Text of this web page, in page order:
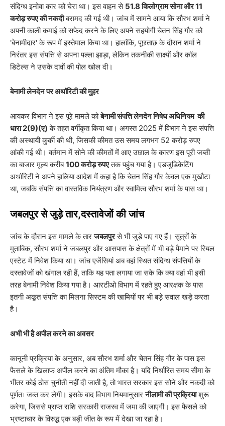
संदिग्ध इनोवा कार को घेरा था। इस वाहन से 51.8 किलोग्राम सोना और 11
करोड़ रुपए की नकदीबरामद की गई थी। जांच में सामने आया कि सौरभ शर्मा ने
अपनी काली कमाई को सफेद करने के लिए अपने सहयोगी चेतन सिंह गौर को
'बेनामीदार' के रूप में इस्तेमाल किया था। हालांकि, पूछताछ के दौरान शर्मा ने
निरंतर इस संपत्ति से अपना पल्ला झाड़ा, लेकिन तकनीकी साक्ष्यों और कॉल
डिटेल्स ने उसके दावों की पोल खोल दी।
बेनामी लेनदेन पर अथॉरिटी की मुहर
​आयकर विभाग ने इस पूरे मामले कोबेनामी संपत्ति लेनदेन निषेध अधिनियम की
धारा 2(9)(ए) के तहत वर्गीकृत किया था। अगस्त 2025 में विभाग ने इस संपत्ति
की अस्थायी कुर्की की थी, जिसकी कीमत उस समय लगभग 52 करोड़ रुपए
आंकी गई थी। वर्तमान में सोने की कीमतों में आए उछाल के कारण इस पूरी जब्ती
का बाजार मूल्य करीब100 करोड़ रुपएतक पहुंच गया है। एडजुडिकेटिंग
अथॉरिटी ने अपने हालिया आदेश में कहा है कि चेतन सिंह गौर केवल एक मुखौटा
था, जबकि संपत्ति का वास्तविक नियंत्रण और स्वामित्व सौरभ शर्मा के पास था।
​जबलपुर से जुड़े तार,दस्तावेजों की जांच
​जांच के दौरान इस मामले के तारजबलपुरसे भी जुड़े पाए गए हैं। सूत्रों के
मुताबिक, सौरभ शर्मा ने जबलपुर और आसपास के क्षेत्रों में भी बड़े पैमाने पर रियल
एस्टेट में निवेश किया था। जांच एजेंसियां अब वहां स्थित संदिग्ध संपत्तियों के
दस्तावेजों को खंगाल रही हैं, ताकि यह पता लगाया जा सके कि क्या वहां भी इसी
तरह बेनामी निवेश किया गया है। आरटीओ विभाग में रहते हुए आरक्षक के पास
इतनी अकूत संपत्ति का मिलना सिस्टम की खामियों पर भी बड़े सवाल खड़े करता
है।
अभी भी है अपील करने का अवसर
​कानूनी प्रक्रिया के अनुसार, अब सौरभ शर्मा और चेतन सिंह गौर के पास इस
फैसले के खिलाफ अपील करने का अंतिम मौका है। यदि निर्धारित समय सीमा के
भीतर कोई ठोस चुनौती नहीं दी जाती है, तो भारत सरकार इस सोने और नकदी को
पूर्णतः जब्त कर लेगी। इसके बाद विभाग नियमानुसारनीलामी की प्रक्रियाशुरू
करेगा, जिससे प्राप्त राशि सरकारी राजस्व में जमा की जाएगी। इस फैसले को
भ्रष्टाचार के विरुद्ध एक बड़ी जीत के रूप में देखा जा रहा है।